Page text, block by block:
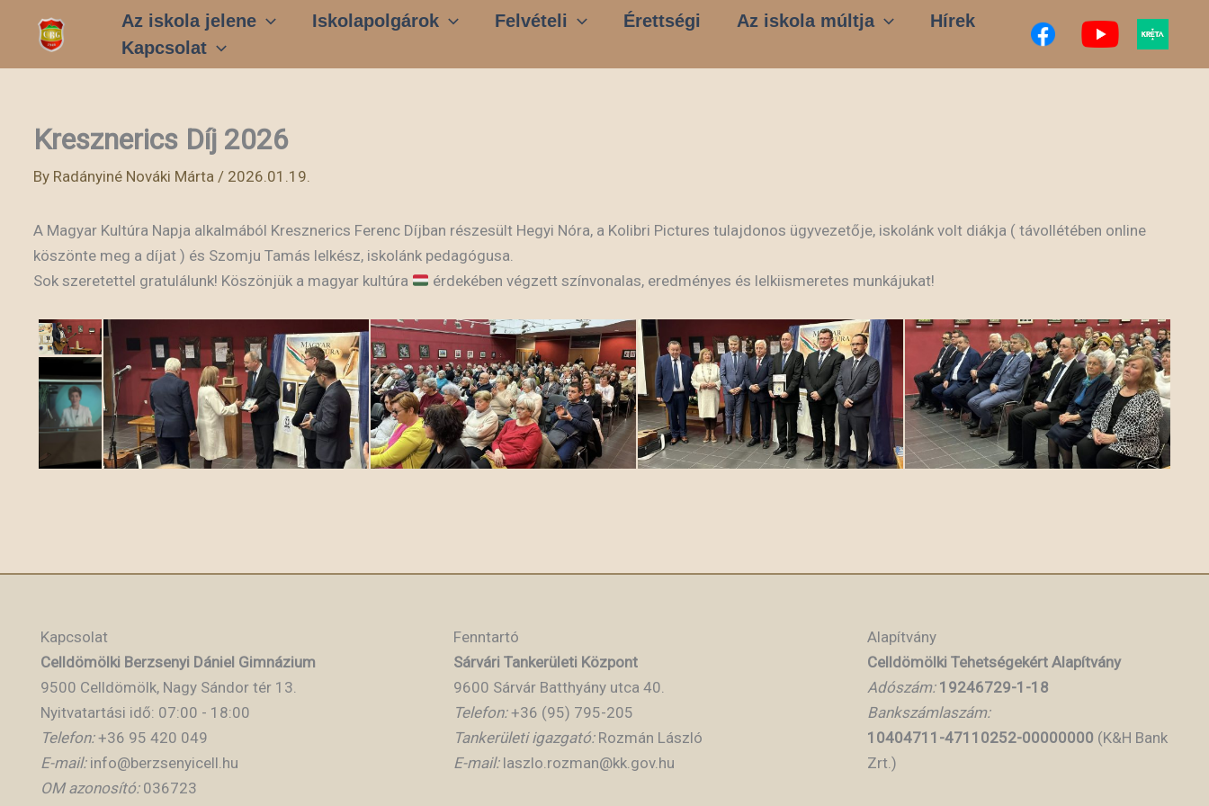
Az iskola jelene Iskolapolgárok Felvételi Érettségi Az iskola múltja
Hírek
Kapcsolat
Kresznerics Díj 2026
By Radányiné Nováki Márta / 2026.01.19.
A Magyar Kultúra Napja alkalmából Kresznerics Ferenc Díjban részesült Hegyi Nóra, a Kolibri Pictures tulajdonos ügyvezetője, iskolánk volt diákja ( távollétében online
köszönte meg a díjat ) és Szomju Tamás lelkész, iskolánk pedagógusa.
Sok szeretettel gratulálunk! Köszönjük a magyar kultúra
érdekében végzett színvonalas, eredményes és lelkiismeretes munkájukat!
Kapcsolat
Celldömölki Berzsenyi Dániel Gimnázium
9500 Celldömölk, Nagy Sándor tér 13.
Nyitvatartási idő: 07:00 - 18:00
Telefon:+36 95 420 049
E-mail:info@berzsenyicell.hu
OM azonosító:036723
Fenntartó
Sárvári Tankerületi Központ
9600 Sárvár Batthyány utca 40.
Telefon:+36 (95) 795-205
Tankerületi igazgató:Rozmán László
E-mail:laszlo.rozman@kk.gov.hu
Alapítvány
Celldömölki Tehetségekért Alapítvány
Adószám: 19246729-1-18
Bankszámlaszám:
10404711-47110252-00000000 (K&H Bank
Zrt.)